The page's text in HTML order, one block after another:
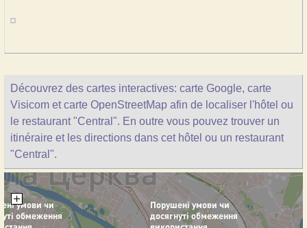
Découvrez des cartes interactives: carte Google, carte
Visicom et carte OpenStreetMap afin de localiser l'hôtel ou
le restaurant "Central". En outre vous pouvez trouver un
itinéraire et les directions dans cet hôtel ou un restaurant
"Central".